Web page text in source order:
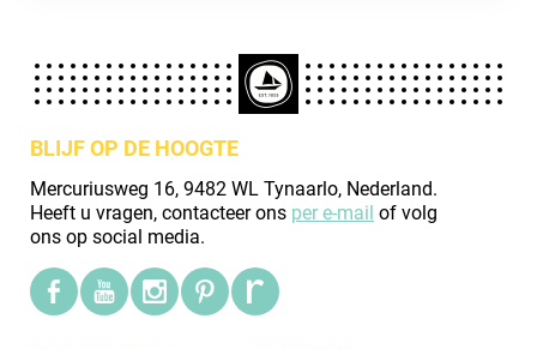
BLIJF OP DE HOOGTE
Mercuriusweg 16, 9482 WL Tynaarlo, Nederland.
Heeft u vragen, contacteer ons per e-mail of volg
ons op social media.